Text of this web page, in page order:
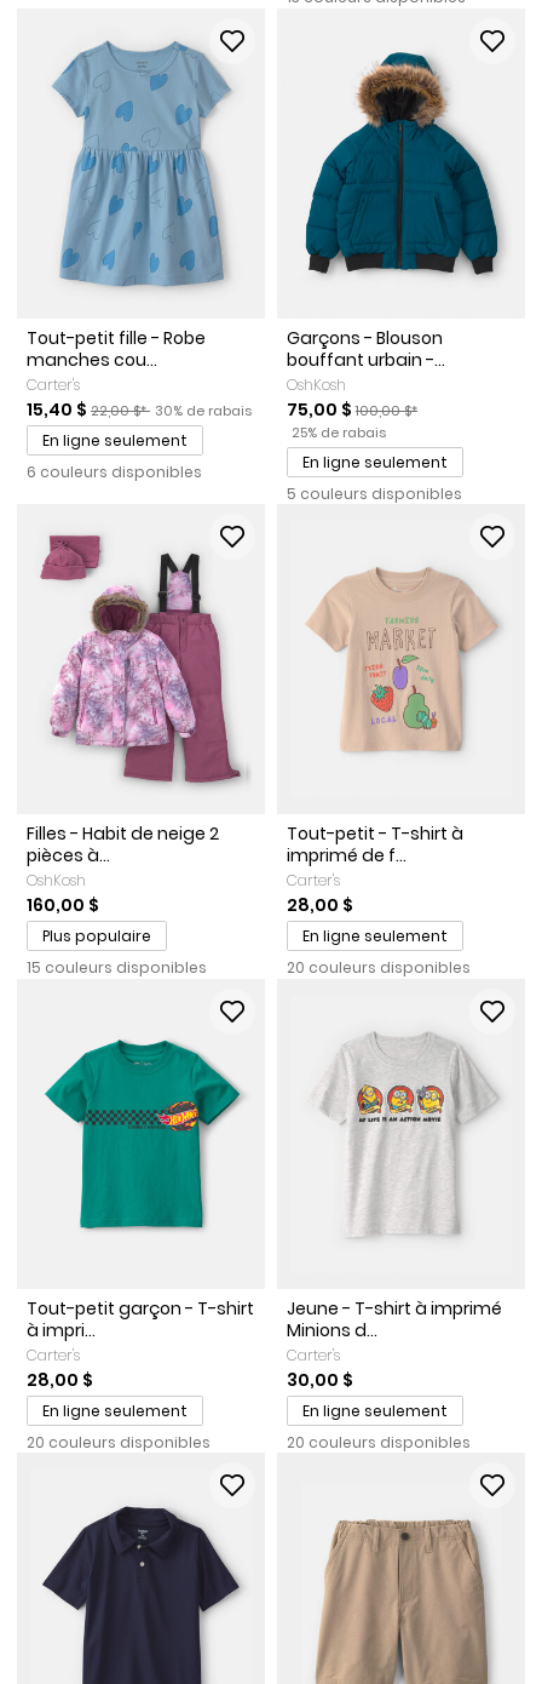
Tout-petit fille - Robe
manches cou...
Carter's
Prix de solde
15,40 $ Prix ​​de détail suggéré par le fabricant
22,00 $* Pourcentage de rabais
30% de rabais
En ligne seulement
6 couleurs disponibles
Garçons - Blouson
bouffant urbain -...
OshKosh
Prix de solde
75,00 $Prix ​​de détail suggéré par
100,00 $*
Pourcentage de rabais
25% de rabais
En ligne seulement
5 couleurs disponibles
Filles - Habit de neige 2
pièces à...
OshKosh
160,00 $
Plus populaire
15 couleurs disponibles
Tout-petit - T-shirt à
imprimé de f...
Carter's
28,00 $
En ligne seulement
20 couleurs disponibles
Tout-petit garçon - T-shirt
à impri...
Carter's
28,00 $
En ligne seulement
20 couleurs disponibles
Jeune - T-shirt à imprimé
Minions d...
Carter's
30,00 $
En ligne seulement
20 couleurs disponibles